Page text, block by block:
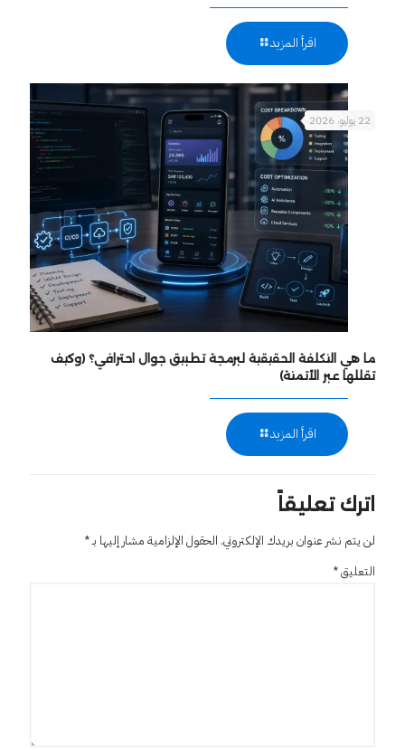
اقرأ المزيد
22 يوليو، 2026
ما هي التكلفة الحقيقية لبرمجة تطبيق جوال احترافي؟ (وكيف
تقللها عبر الأتمتة)
اقرأ المزيد
اترك تعليقاً
لن يتم نشر عنوان بريدك الإلكتروني. الحقول الإلزامية مشار إليها بـ*
التعليق*